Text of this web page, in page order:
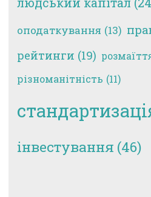
оподаткування (13)
рейтинги (19)
різноманітність (11)
інвестування (46)